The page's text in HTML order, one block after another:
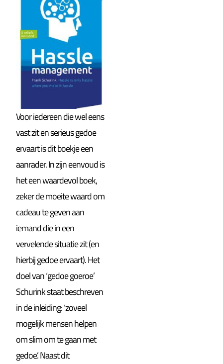
Voor iedereen die wel eens
vast zit en serieus gedoe
ervaart is dit boekje een
aanrader. In zijn eenvoud is
het een waardevol boek,
zeker de moeite waard om
cadeau te geven aan
iemand die in een
vervelende situatie zit (en
hierbij gedoe ervaart). Het
doel van ‘gedoe goeroe’
Schurink staat beschreven
in de inleiding: ‘zoveel
mogelijk mensen helpen
om slim om te gaan met
gedoe’. Naast dit